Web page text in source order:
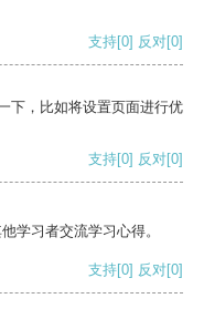
支持[0] 反对[0]
下，比如将设置页面进行优
支持[0] 反对[0]
学习者交流学习心得。
支持[0] 反对[0]